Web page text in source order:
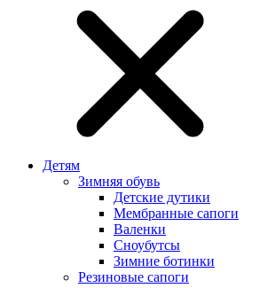
Детям
Зимняя обувь
Детские дутики
Мембранные сапоги
Валенки
Сноубутсы
Зимние ботинки
Резиновые сапоги